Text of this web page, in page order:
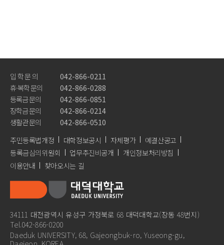
가디언제도
서비스품질우수상
교육품질인증
전문대학기관평가인증
교육기부우수기관인증
홍보영상
뉴스레터
학사안내
입 학 문 의
042-866-0211
휴·복학 문의
042-866-0288
등록금 문의
042-866-0851
장학금 문의
042-866-0214
생활관 문의
042-866-0510
주민등록법개정
대학정보공시 자체평가
예결산공고
등록금심의위원회
업무추진비공개
개인정보처리방침
이용안내
찾아오시는 길
34111 대전광역시 유성구 가정북로 68 대덕대학교(장동 48번지)
Tel.042-866-0200
Daeduk UNIVERSITY, 68, Gajeongbuk-ro, Yuseong-gu,